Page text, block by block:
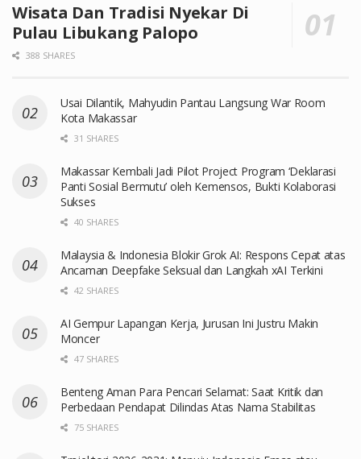
Wisata Dan Tradisi Nyekar Di
Pulau Libukang Palopo
388 SHARES
Usai Dilantik, Mahyudin Pantau Langsung War Room
Kota Makassar
31 SHARES
Makassar Kembali Jadi Pilot Project Program ‘Deklarasi
Panti Sosial Bermutu’ oleh Kemensos, Bukti Kolaborasi
Sukses
40 SHARES
Malaysia & Indonesia Blokir Grok AI: Respons Cepat atas
Ancaman Deepfake Seksual dan Langkah xAI Terkini
42 SHARES
AI Gempur Lapangan Kerja, Jurusan Ini Justru Makin
Moncer
47 SHARES
Benteng Aman Para Pencari Selamat: Saat Kritik dan
Perbedaan Pendapat Dilindas Atas Nama Stabilitas
75 SHARES